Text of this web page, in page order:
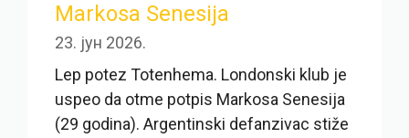
Markosa Senesija
23. јун 2026.
Lep potez Totenhema. Londonski klub je
uspeo da otme potpis Markosa Senesija
(29 godina). Argentinski defanzivac stiže